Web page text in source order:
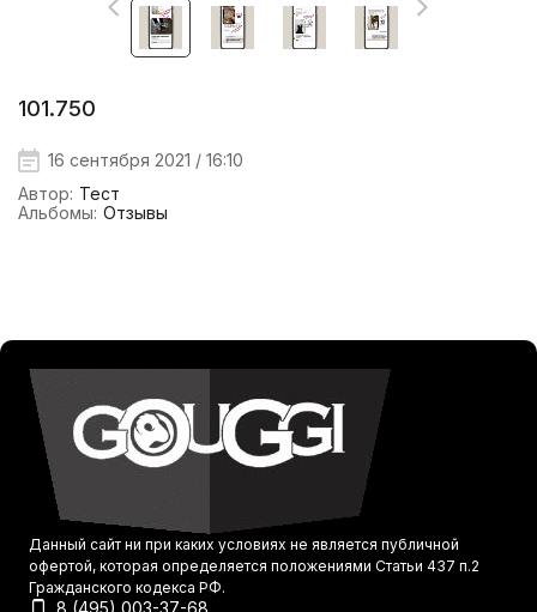
101.750
16 сентября 2021 / 16:10
Автор: Тест
Альбомы: Отзывы
Данный сайт ни при каких условиях не является публичной
офертой, которая определяется положениями Статьи 437 п.2
Гражданского кодекса РФ.
8 (495) 003-37-68